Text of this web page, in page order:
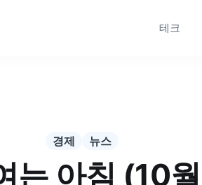
테크
경제 뉴스
는 아침 (10